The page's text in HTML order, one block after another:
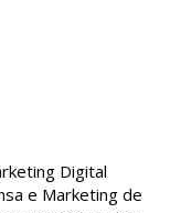
Digital
e Marketing de